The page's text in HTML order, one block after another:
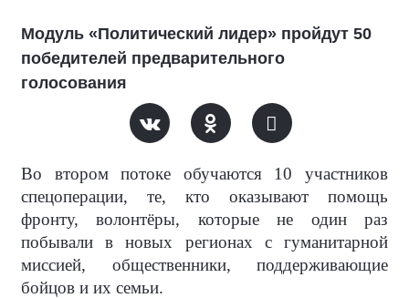
Модуль «Политический лидер» пройдут 50
победителей предварительного
голосования
Во втором потоке обучаются 10 участников
спецоперации, те, кто оказывают помощь
фронту, волонтёры, которые не один раз
побывали в новых регионах с гуманитарной
миссией, общественники, поддерживающие
бойцов и их семьи.